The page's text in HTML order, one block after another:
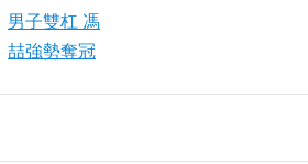
男子雙杠 馮
喆強勢奪冠